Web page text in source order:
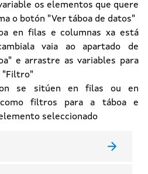
os elementos que quere
o botón "Ver táboa de datos"
en filas e columnas xa está
vaia ao apartado de
e arrastre as variables para
"Filtro"
se sitúen en filas ou en
como filtros para a táboa e
seleccionado